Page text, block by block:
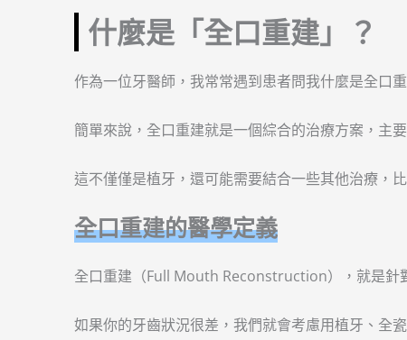
什麼是「全口重建」？
作為一位牙醫師，我常常遇到患者問我什麼是全口重
簡單來說，全口重建就是一個綜合的治療方案，主
這不僅僅是植牙，還可能需要結合一些其他治療，
全口重建的醫學定義
全口重建（Full Mouth Reconstruction），就是針
如果你的牙齒狀況很差，我們就會考慮用植牙、全